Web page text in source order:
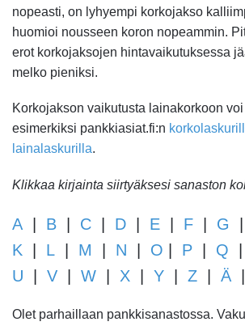
nopeasti, on lyhyempi korkojakso
huomioi nousseen koron nopeammin.
erot korkojaksojen hintavaikutuksessa
melko pieniksi.
Korkojakson vaikutusta lainakorkoon
esimerkiksi pankkiasiat.fi:n
lainalaskurilla.
Klikkaa kirjainta siirtyäksesi sanaston
A | B | C | D | E | F | G |
K | L | M | N | O | P | Q |
U | V | W | X | Y | Z | Ä |
Olet parhaillaan pankkisanastossa.